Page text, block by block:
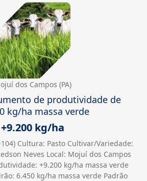
dos Campos (PA)
de produtividade de
kg/ha massa verde
+9.200 kg/ha
Cultura: Pasto Cultivar/Variedade:
Neves Local: Mojuí dos Campos
+9.200 kg/ha massa verde
6.450 kg/ha massa verde Padrão